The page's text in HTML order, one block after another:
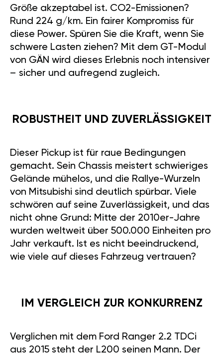
Rund 224 g/km. Ein fairer Kompromiss für
diese Power. Spüren Sie die Kraft, wenn Sie
schwere Lasten ziehen? Mit dem GT-Modul
von GÄN wird dieses Erlebnis noch intensiver
– sicher und aufregend zugleich.
gemacht. Sein Chassis meistert schwieriges
Gelände mühelos, und die Rallye-Wurzeln
von Mitsubishi sind deutlich spürbar. Viele
schwören auf seine Zuverlässigkeit, und das
nicht ohne Grund: Mitte der 2010er-Jahre
wurden weltweit über 500.000 Einheiten pro
Jahr verkauft. Ist es nicht beeindruckend,
wie viele auf dieses Fahrzeug vertrauen?
aus 2015 steht der L200 seinen Mann. Der
Ranger bietet zwar etwas mehr